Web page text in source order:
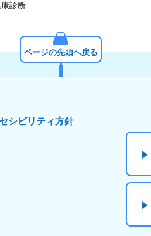
診断
ページの先頭へ戻る
シビリティ方針